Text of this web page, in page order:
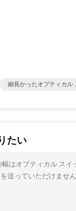
細長かったオプティカル
たい
はオプティカル ス
送っていただけません